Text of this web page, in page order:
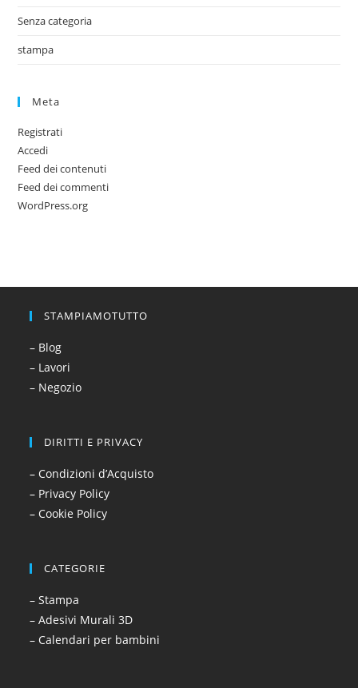
Senza categoria
stampa
Meta
Registrati
Accedi
Feed dei contenuti
Feed dei commenti
WordPress.org
STAMPIAMOTUTTO
– Blog
– Lavori
– Negozio
DIRITTI E PRIVACY
– Condizioni d’Acquisto
– Privacy Policy
– Cookie Policy
CATEGORIE
– Stampa
– Adesivi Murali 3D
– Calendari per bambini